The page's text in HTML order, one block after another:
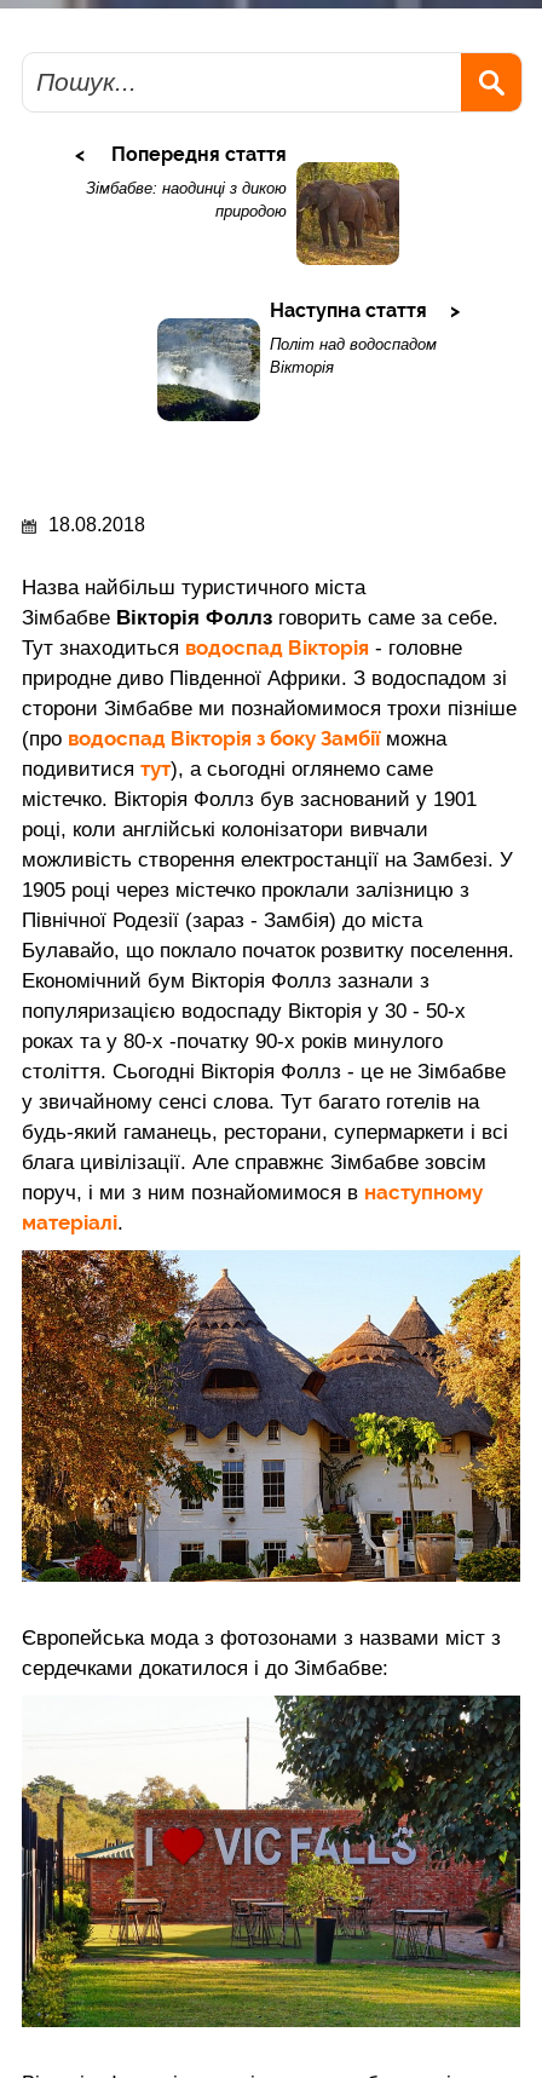
Пошук
Попередня стаття
Зімбабве: наодинці з дикою
природою
Наступна стаття
Політ над водоспадом
Вікторія
18.08.2018
Назва найбільш туристичного міста
Зімбабве Вікторія Фоллз говорить саме за себе.
Тут знаходиться водоспад Вікторія - головне
природне диво Південної Африки. З водоспадом зі
сторони Зімбабве ми познайомимося трохи пізніше
(про водоспад Вікторія з боку Замбіїможна
подивитися тут), а сьогодні оглянемо саме
містечко. Вікторія Фоллз був заснований у 1901
році, коли англійські колонізатори вивчали
можливість створення електростанції на Замбезі. У
1905 році через містечко проклали залізницю з
Північної Родезії (зараз - Замбія) до міста
Булавайо, що поклало початок розвитку поселення.
Економічний бум Вікторія Фоллз зазнали з
популяризацією водоспаду Вікторія у 30 - 50-х
роках та у 80-х -початку 90-х років минулого
століття. Сьогодні Вікторія Фоллз - це не Зімбабве
у звичайному сенсі слова. Тут багато готелів на
будь-який гаманець, ресторани, супермаркети і всі
блага цивілізації. Але справжнє Зімбабве зовсім
поруч, і ми з ним познайомимося в наступному
матеріалі.
Європейська мода з фотозонами з назвами міст з
сердечками докатилося і до Зімбабве: